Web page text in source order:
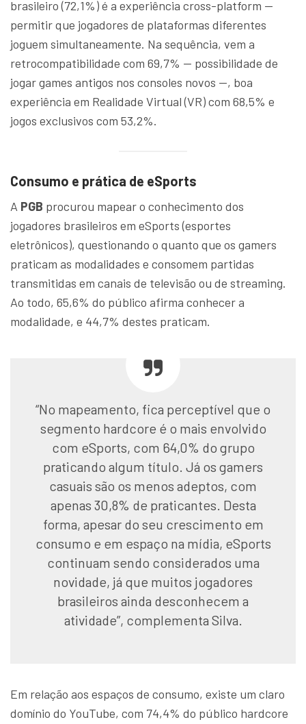
brasileiro (72,1%) é a experiência cross-platform —
permitir que jogadores de plataformas diferentes
joguem simultaneamente. Na sequência, vem a
retrocompatibilidade com 69,7% — possibilidade de
jogar games antigos nos consoles novos —, boa
experiência em Realidade Virtual (VR) com 68,5% e
jogos exclusivos com 53,2%.
Consumo e prática de eSports
A PGB procurou mapear o conhecimento dos
jogadores brasileiros em eSports (esportes
eletrônicos), questionando o quanto que os gamers
praticam as modalidades e consomem partidas
transmitidas em canais de televisão ou de streaming.
Ao todo, 65,6% do público afirma conhecer a
modalidade, e 44,7% destes praticam.
“No mapeamento, fica perceptível que o
segmento hardcore é o mais envolvido
com eSports, com 64,0% do grupo
praticando algum título. Já os gamers
casuais são os menos adeptos, com
apenas 30,8% de praticantes. Desta
forma, apesar do seu crescimento em
consumo e em espaço na mídia, eSports
continuam sendo considerados uma
novidade, já que muitos jogadores
brasileiros ainda desconhecem a
atividade”, complementa Silva.
Em relação aos espaços de consumo, existe um claro
domínio do YouTube, com 74,4% do público hardcore